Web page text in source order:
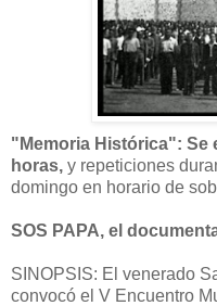
"Memoria Histórica": Se
horas, y repeticiones
domingo en horario de
SOS PAPA, el
SINOPSIS: El venerado
convocó el V Encuentro